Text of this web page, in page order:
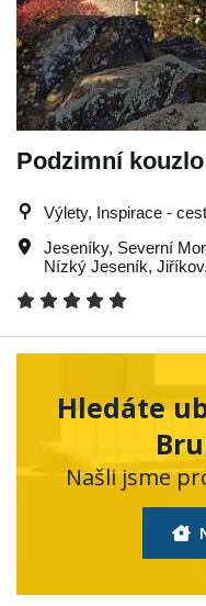
Podzimní
Výlety, Inspirace -
Jeseníky, Severní
Nízký Jeseník, Jiříkov,
Hledáte
Našli jsme